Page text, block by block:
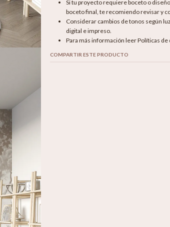
Si tu proyecto requiere boceto o
boceto final, te recomiendo revisar y
Considerar cambios de tonos según
digital e impreso.
Para más información leer Políticas de
COMPARTIR ESTE PRODUCTO